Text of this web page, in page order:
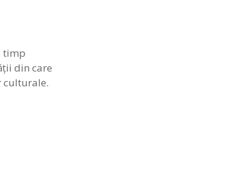
timp
din care
culturale.